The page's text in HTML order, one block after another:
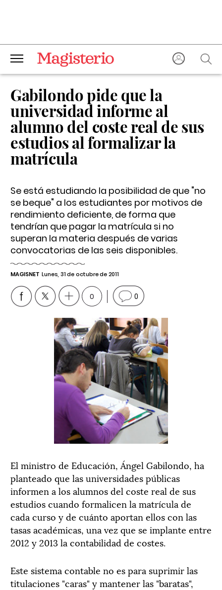
Gabilondo pide que la
universidad informe al
alumno del coste real de sus
estudios al formalizar la
matrícula
Se está estudiando la posibilidad de que "no
se beque" a los estudiantes por motivos de
rendimiento deficiente, de forma que
tendrían que pagar la matrícula si no
superan la materia después de varias
convocatorias de las seis disponibles.
MAGISNET Lunes, 31 de octubre de 2011
0 0
El ministro de Educación, Ángel Gabilondo, ha
planteado que las universidades públicas
informen a los alumnos del coste real de sus
estudios cuando formalicen la matrícula de
cada curso y de cuánto aportan ellos con las
tasas académicas, una vez que se implante entre
2012 y 2013 la contabilidad de costes.
Este sistema contable no es para suprimir las
titulaciones "caras" y mantener las "baratas",